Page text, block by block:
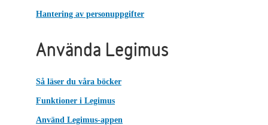
Hantering av personuppgifter
Använda Legimus
Så läser du våra böcker
Funktioner i Legimus
Använd Legimus-appen